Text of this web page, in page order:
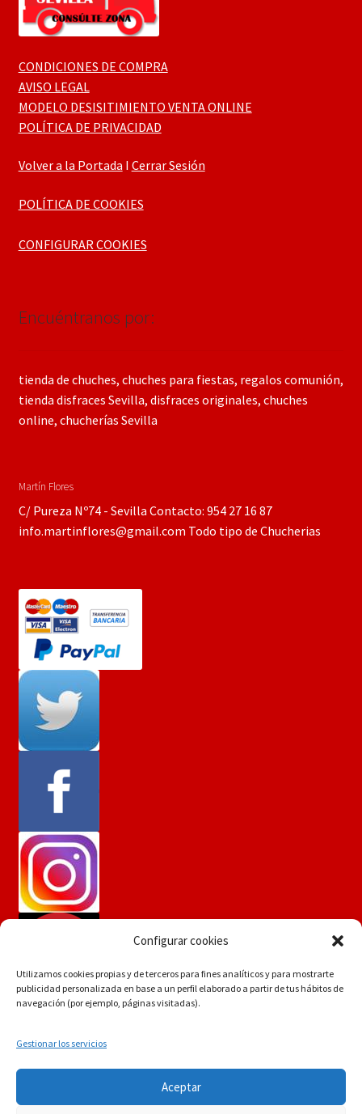
Configurar cookies
Utilizamos cookies propias y de terceros para fines analíticos y para mostrarte
publicidad personalizada en base a un perfil elaborado a partir de tus hábitos de
navegación (por ejemplo, páginas visitadas).
Gestionar los servicios
Aceptar
Si tiene dudas consúltenos a
info.martinflores@gmail.com , mensaje de whatsapp
CONDICIONES DE COMPRA
AVISO LEGAL
MODELO DESISITIMIENTO VENTA ONLINE
POLÍTICA DE PRIVACIDAD
Volver a la Portada I Cerrar Sesión
POLÍTICA DE COOKIES
CONFIGURAR COOKIES
Encuéntranos por:
tienda de chuches, chuches para fiestas, regalos comunión,
tienda disfraces Sevilla, disfraces originales, chuches
online, chucherías Sevilla
Martín Flores
C/ Pureza Nº74 - Sevilla Contacto: 954 27 16 87
info.martinflores@gmail.com Todo tipo de Chucherias
POLÍTICA DE PRIVACIDAD
Construido con